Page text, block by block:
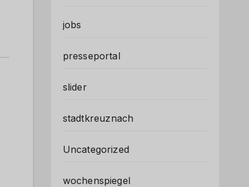
jobs
presseportal
slider
stadtkreuznach
Uncategorized
wochenspiegel